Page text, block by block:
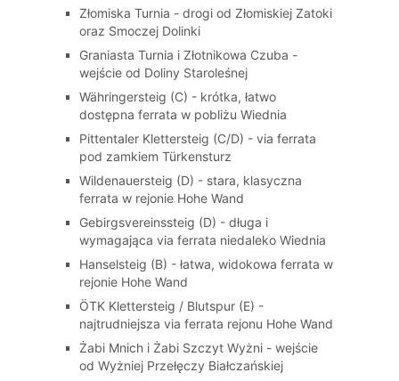
Złomiska Turnia - drogi od Złomiskiej Zatoki
oraz Smoczej Dolinki
Graniasta Turnia i Złotnikowa Czuba -
wejście od Doliny Staroleśnej
Währingersteig (C) - krótka, łatwo
dostępna ferrata w pobliżu Wiednia
Pittentaler Klettersteig (C/D) - via ferrata
pod zamkiem Türkensturz
Wildenauersteig (D) - stara, klasyczna
ferrata w rejonie Hohe Wand
Gebirgsvereinssteig (D) - długa i
wymagająca via ferrata niedaleko Wiednia
Hanselsteig (B) - łatwa, widokowa ferrata w
rejonie Hohe Wand
ÖTK Klettersteig / Blutspur (E) -
najtrudniejsza via ferrata rejonu Hohe Wand
Żabi Mnich i Żabi Szczyt Wyżni - wejście
od Wyżniej Przełęczy Białczańskiej